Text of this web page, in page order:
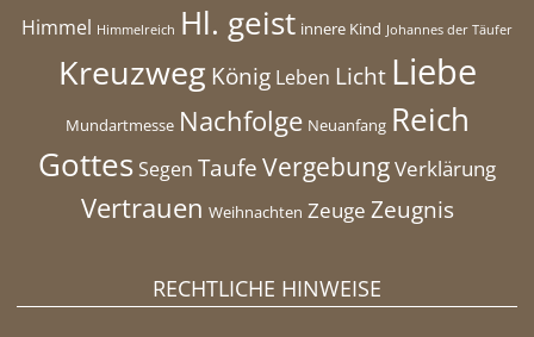
Himmel Himmelreich Hl. geist innere Kind Johannes der Täufer
Kreuzweg König Leben Licht Liebe
Mundartmesse Nachfolge Neuanfang Reich
Gottes Segen TaufeVergebungVerklärung
Vertrauen Weihnachten Zeuge Zeugnis
RECHTLICHE HINWEISE